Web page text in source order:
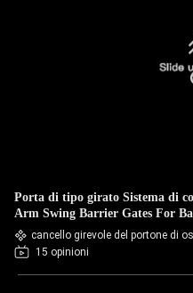
Porta di tipo girato Sistema di
Arm Swing Barrier Gates For
cancello girevole del portone di
15 opinioni